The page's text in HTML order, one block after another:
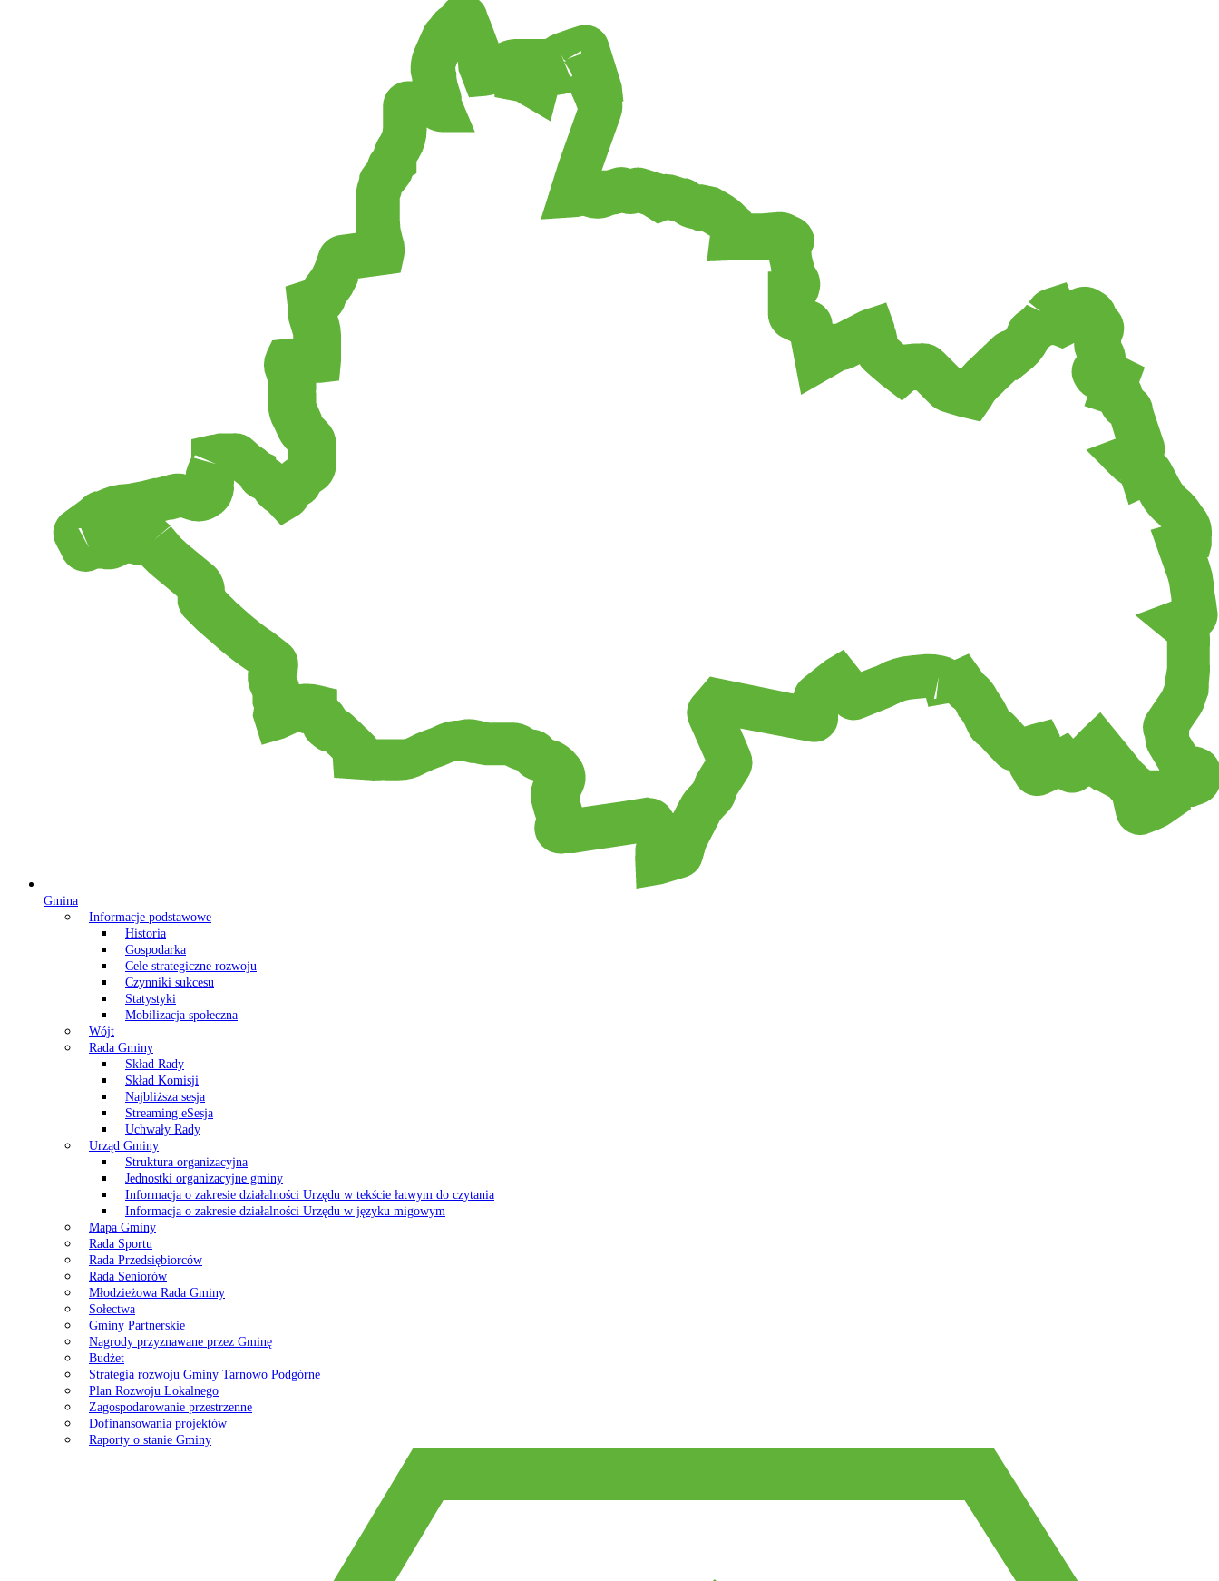
Gmina
Informacje podstawowe
Historia
Gospodarka
Cele strategiczne rozwoju
Czynniki sukcesu
Statystyki
Mobilizacja społeczna
Wójt
Rada Gminy
Skład Rady
Skład Komisji
Najbliższa sesja
Streaming eSesja
Uchwały Rady
Urząd Gminy
Struktura organizacyjna
Jednostki organizacyjne gminy
Informacja o zakresie działalności Urzędu w tekście łatwym do czytania
Informacja o zakresie działalności Urzędu w języku migowym
Mapa Gminy
Rada Sportu
Rada Przedsiębiorców
Rada Seniorów
Młodzieżowa Rada Gminy
Sołectwa
Gminy Partnerskie
Nagrody przyznawane przez Gminę
Budżet
Strategia rozwoju Gminy Tarnowo Podgórne
Plan Rozwoju Lokalnego
Zagospodarowanie przestrzenne
Dofinansowania projektów
Raporty o stanie Gminy